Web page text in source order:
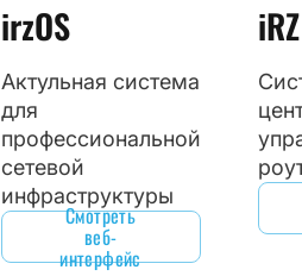
irzOS
Актульная система
для
профессиональной
сетевой
инфраструктуры
Смотреть
веб-
интерфейс